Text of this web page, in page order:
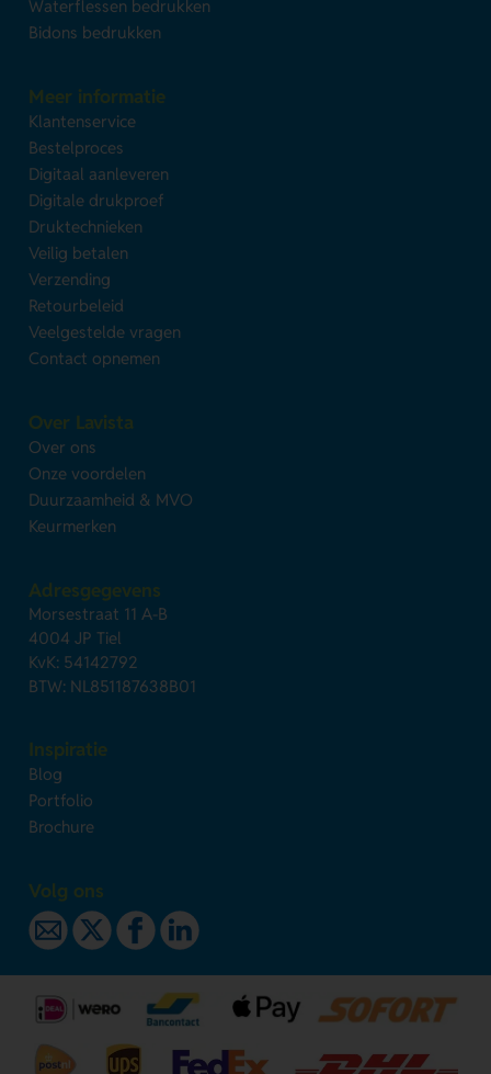
Waterflessen bedrukken
Bidons bedrukken
Meer informatie
Klantenservice
Bestelproces
Digitaal aanleveren
Digitale drukproef
Druktechnieken
Veilig betalen
Verzending
Retourbeleid
Veelgestelde vragen
Contact opnemen
Over Lavista
Over ons
Onze voordelen
Duurzaamheid & MVO
Keurmerken
Adresgegevens
Morsestraat 11 A-B
4004 JP Tiel
KvK: 54142792
BTW: NL851187638B01
Inspiratie
Blog
Portfolio
Brochure
Volg ons